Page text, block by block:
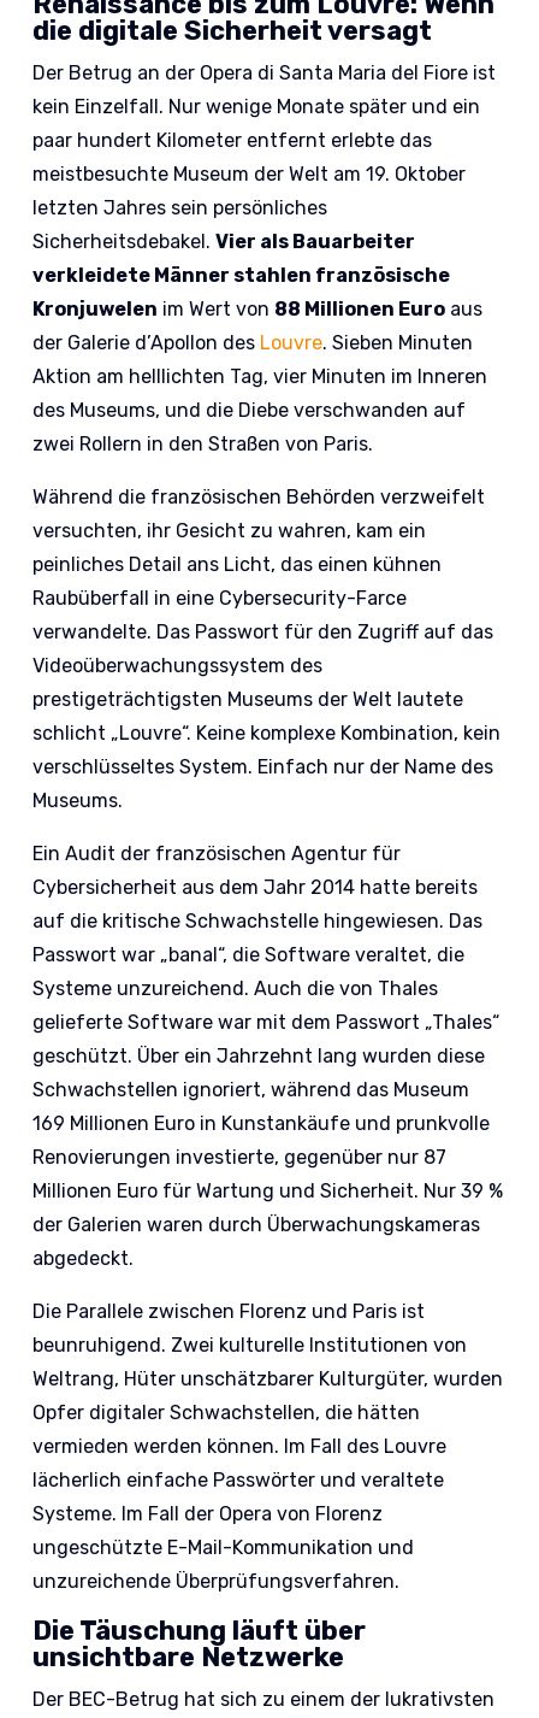
die digitale Sicherheit versagt
Der Betrug an der Opera di Santa Maria del Fiore ist
kein Einzelfall. Nur wenige Monate später und ein
paar hundert Kilometer entfernt erlebte das
meistbesuchte Museum der Welt am 19. Oktober
letzten Jahres sein persönliches
Sicherheitsdebakel.Vier als Bauarbeiter
verkleidete Männer stahlen französische
Kronjuwelen im Wert von 88 Millionen Euro aus
der Galerie d’Apollon des Louvre. Sieben Minuten
Aktion am helllichten Tag, vier Minuten im Inneren
des Museums, und die Diebe verschwanden auf
zwei Rollern in den Straßen von Paris.
Während die französischen Behörden verzweifelt
versuchten, ihr Gesicht zu wahren, kam ein
peinliches Detail ans Licht, das einen kühnen
Raubüberfall in eine Cybersecurity-Farce
verwandelte. Das Passwort für den Zugriff auf das
Videoüberwachungssystem des
prestigeträchtigsten Museums der Welt lautete
schlicht „Louvre“. Keine komplexe Kombination, kein
verschlüsseltes System. Einfach nur der Name des
Museums.
Ein Audit der französischen Agentur für
Cybersicherheit aus dem Jahr 2014 hatte bereits
auf die kritische Schwachstelle hingewiesen. Das
Passwort war „banal“, die Software veraltet, die
Systeme unzureichend. Auch die von Thales
gelieferte Software war mit dem Passwort „Thales“
geschützt. Über ein Jahrzehnt lang wurden diese
Schwachstellen ignoriert, während das Museum
169 Millionen Euro in Kunstankäufe und prunkvolle
Renovierungen investierte, gegenüber nur 87
Millionen Euro für Wartung und Sicherheit. Nur 39 %
der Galerien waren durch Überwachungskameras
abgedeckt.
Die Parallele zwischen Florenz und Paris ist
beunruhigend. Zwei kulturelle Institutionen von
Weltrang, Hüter unschätzbarer Kulturgüter, wurden
Opfer digitaler Schwachstellen, die hätten
vermieden werden können. Im Fall des Louvre
lächerlich einfache Passwörter und veraltete
Systeme. Im Fall der Opera von Florenz
ungeschützte E-Mail-Kommunikation und
unzureichende Überprüfungsverfahren.
Die Täuschung läuft über
unsichtbare Netzwerke
Der BEC-Betrug hat sich zu einem der lukrativsten